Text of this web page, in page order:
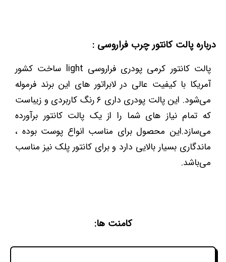
درباره پالت کانتور چرب فراروسی :
پالت کانتور کرمی پودری فراروسی light ساخت کشور
آمریکا با کیفیت عالی در لابراتور های این برند فرموله
می‌‌شود. این پالت پودری داری ۶ رنگ کاربردی و زیباست
که تمام نیاز های شما را از یک پالت کانتور برآورده
می‌سازد‌‌.این محصول برای مناسب انواع پوست بوده ،
ماندگاری بسیار بالایی دارد و برای کانتور پلک نیز مناسب
می‌باشد.
کامنت ها: